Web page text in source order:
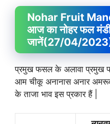
Nohar Fruit
आज का नोहर फल
जानें(27/04/
प्रमुख फसल के अलावा प्रमुख
आम चीकू अनानास अनार
के ताजा भाव इस प्रकार हैं |